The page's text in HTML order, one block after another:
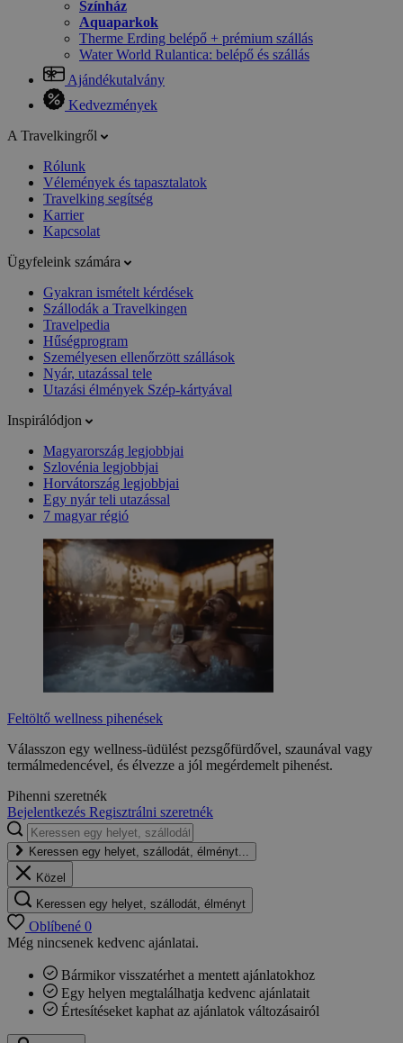
Színház
Aquaparkok
Therme Erding belépő + prémium szállás
Water World Rulantica: belépő és szállás
Ajándékutalvány
Kedvezmények
A Travelkingről
Rólunk
Vélemények és tapasztalatok
Travelking segítség
Karrier
Kapcsolat
Ügyfeleink számára
Gyakran ismételt kérdések
Szállodák a Travelkingen
Travelpedia
Hűségprogram
Személyesen ellenőrzött szállások
Nyár, utazással tele
Utazási élmények Szép-kártyával
Inspirálódjon
Magyarország legjobbjai
Szlovénia legjobbjai
Horvátország legjobbjai
Egy nyár teli utazással
7 magyar régió
Feltöltő wellness pihenések
Válasszon egy wellness-üdülést pezsgőfürdővel, szaunával vagy
termálmedencével, és élvezze a jól megérdemelt pihenést.
Pihenni szeretnék
Bejelentkezés Regisztrálni szeretnék
Keressen egy helyet, szállodát, élményt...
Közel
Keressen egy helyet, szállodát, élményt
Oblíbené 0
Még nincsenek kedvenc ajánlatai.
Bármikor visszatérhet a mentett ajánlatokhoz
Egy helyen megtalálhatja kedvenc ajánlatait
Értesítéseket kaphat az ajánlatok változásairól